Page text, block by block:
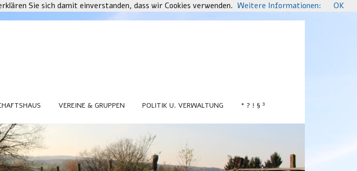
VEREINE & GRUPPEN POLITIK U. VERWALTUNG * ? ! § ³
Sie sich damit einverstanden, dass wir Cookies verwenden. Weitere Informationen: OK